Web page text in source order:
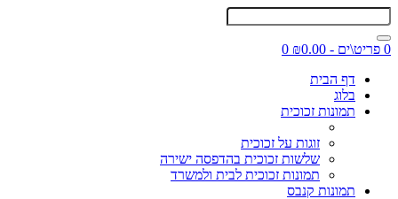
0 פריט\ים - ₪0.00
0
דף הבית
בלוג
תמונות זכוכית
זוגות על זכוכית
שלשות זכוכית בהדפסה ישירה
תמונות זכוכית לבית ולמשרד
תמונות קנבס